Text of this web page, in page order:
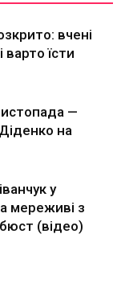
вчені
варто їсти
—
на
у
мереживі з
(відео)